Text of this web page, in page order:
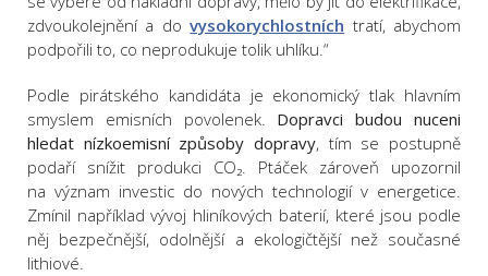
zdvoukolejnění a dovysokorychlostních tratí, abychom
podpořili to, co neprodukuje tolik uhlíku.“
Podle pirátského kandidáta je ekonomický tlak hlavním
smyslem emisních povolenek. Dopravci budou nuceni
hledat nízkoemisní způsoby dopravy, tím se postupně
podaří snížit produkci CO₂. Ptáček zároveň upozornil
na význam investic do nových technologií v energetice.
Zmínil například vývoj hliníkových baterií, které jsou podle
něj bezpečnější, odolnější a ekologičtější než současné
lithiové.